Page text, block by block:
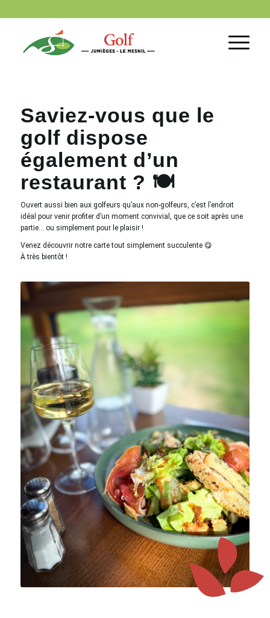
Saviez-vous que le
golf dispose
également d’un
restaurant ? 🍽️
Ouvert aussi bien aux golfeurs qu’aux non-golfeurs, c’est l’endroit
idéal pour venir profiter d’un moment convivial, que ce soit après une
partie… ou simplement pour le plaisir !
Venez découvrir notre carte tout simplement succulente 😋
À très bientôt !